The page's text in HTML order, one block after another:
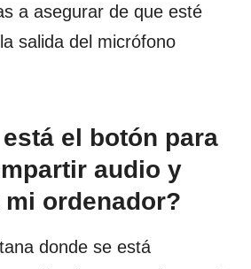
a asegurar de que esté
salida del micrófono
el botón para
audio y
ordenador?
donde se está